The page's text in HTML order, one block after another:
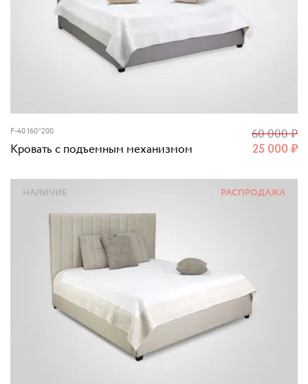
F-40 160*200
Кровать с подъемным механизмом 25 000₽
60 000₽
РАСПРОДАЖА
НАЛИЧИЕ